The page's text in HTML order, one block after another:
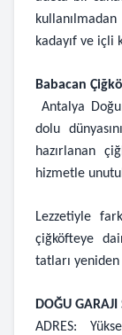
kadayıf ve içli
Babacan
Antalya
dolu
hazırlanan
hizmetle
Lezzetiyle
çiğköfteye
tatları
DOĞU GARAJI
ADRES: